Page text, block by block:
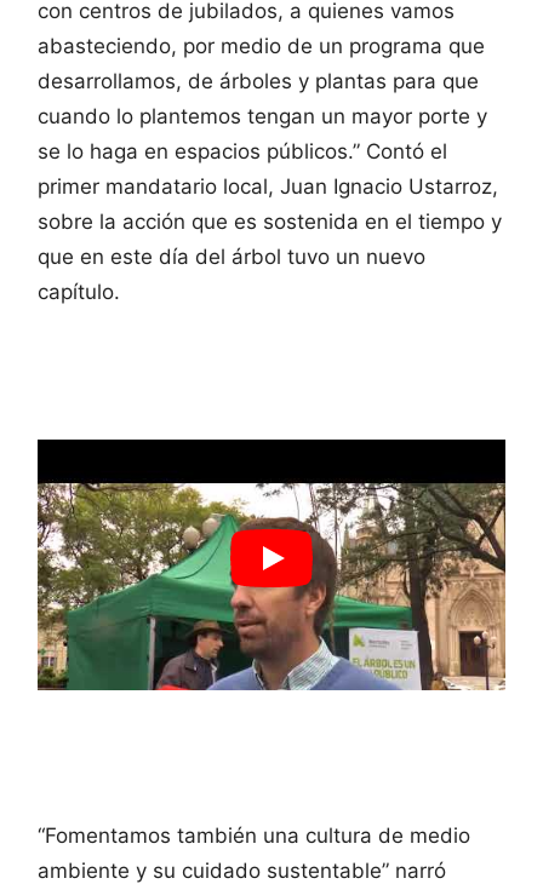
con centros de jubilados, a quienes vamos
abasteciendo, por medio de un programa que
desarrollamos, de árboles y plantas para que
cuando lo plantemos tengan un mayor porte y
se lo haga en espacios públicos.” Contó el
primer mandatario local, Juan Ignacio Ustarroz,
sobre la acción que es sostenida en el tiempo y
que en este día del árbol tuvo un nuevo
capítulo.
“Fomentamos también una cultura de medio
ambiente y su cuidado sustentable” narró